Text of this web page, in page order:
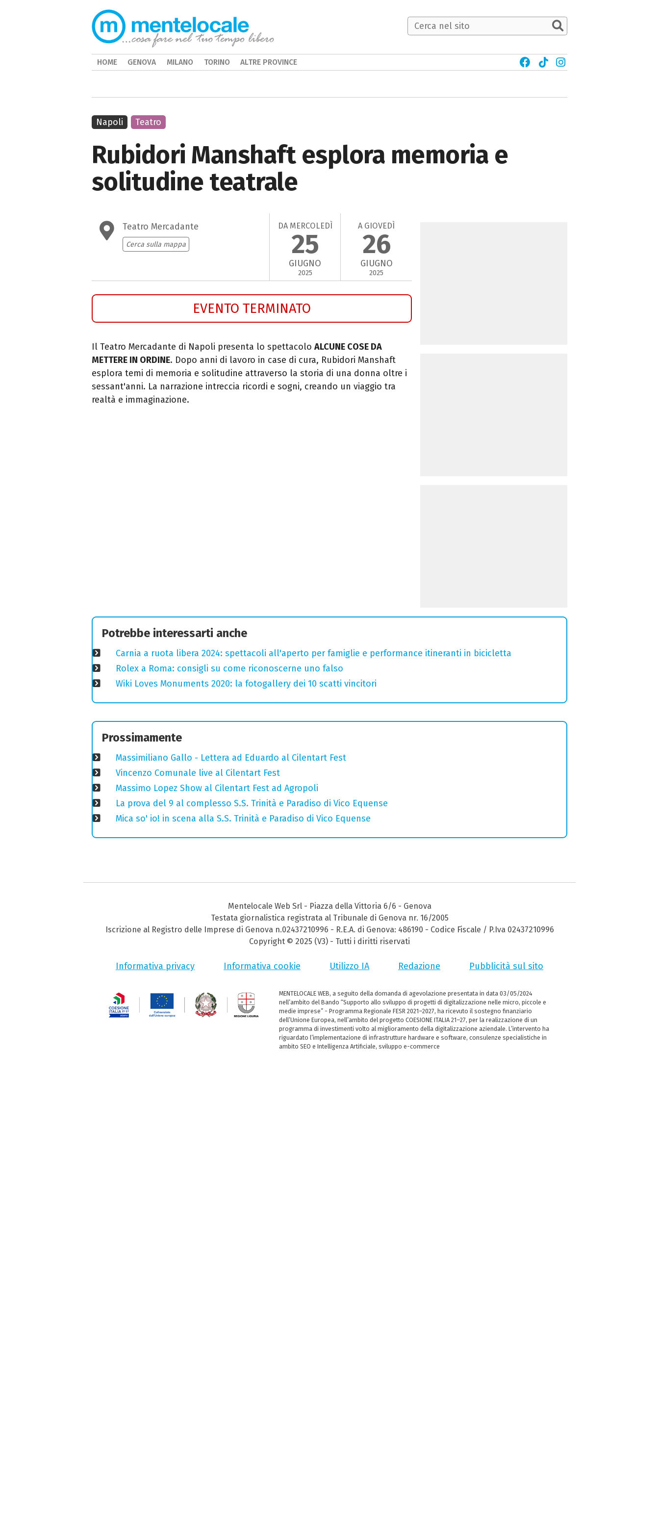
Rubidori Manshaft esplora memoria e
solitudine teatrale
Teatro Mercadante
Cerca sulla mappa
DA MERCOLEDÌ
25
GIUGNO
2025
A GIOVEDÌ
26
GIUGNO
2025
EVENTO TERMINATO
Il Teatro Mercadante di Napoli presenta lo spettacolo ALCUNE COSE DA
METTERE IN ORDINE. Dopo anni di lavoro in case di cura, Rubidori Manshaft
esplora temi di memoria e solitudine attraverso la storia di una donna oltre i
sessant'anni. La narrazione intreccia ricordi e sogni, creando un viaggio tra
realtà e immaginazione.
Napoli Teatro
Potrebbe interessarti anche
Carnia a ruota libera 2024: spettacoli all'aperto per famiglie e performance itineranti in bicicletta
Rolex a Roma: consigli su come riconoscerne uno falso
Wiki Loves Monuments 2020: la fotogallery dei 10 scatti vincitori
Prossimamente
Massimiliano Gallo - Lettera ad Eduardo al Cilentart Fest
Vincenzo Comunale live al Cilentart Fest
Massimo Lopez Show al Cilentart Fest ad Agropoli
La prova del 9 al complesso S.S. Trinità e Paradiso di Vico Equense
Mica so' io! in scena alla S.S. Trinità e Paradiso di Vico Equense
HOME GENOVA MILANO TORINO ALTRE PROVINCE
Mentelocale Web Srl - Piazza della Vittoria 6/6 - Genova
Testata giornalistica registrata al Tribunale di Genova nr. 16/2005
Iscrizione al Registro delle Imprese di Genova n.02437210996 - R.E.A. di Genova: 486190 - Codice Fiscale / P.Iva 02437210996
Copyright © 2025 (V3) - Tutti i diritti riservati
Informativa privacy Informativa cookie Utilizzo IA Redazione Pubblicità sul sito
MENTELOCALE WEB, a seguito della domanda di agevolazione presentata in data 03/05/2024
nell’ambito del Bando “Supporto allo sviluppo di progetti di digitalizzazione nelle micro, piccole e
medie imprese” - Programma Regionale FESR 2021–2027, ha ricevuto il sostegno finanziario
dell’Unione Europea, nell’ambito del progetto COESIONE ITALIA 21–27, per la realizzazione di un
programma di investimenti volto al miglioramento della digitalizzazione aziendale. L’intervento ha
riguardato l’implementazione di infrastrutture hardware e software, consulenze specialistiche in
ambito SEO e Intelligenza Artificiale, sviluppo e-commerce